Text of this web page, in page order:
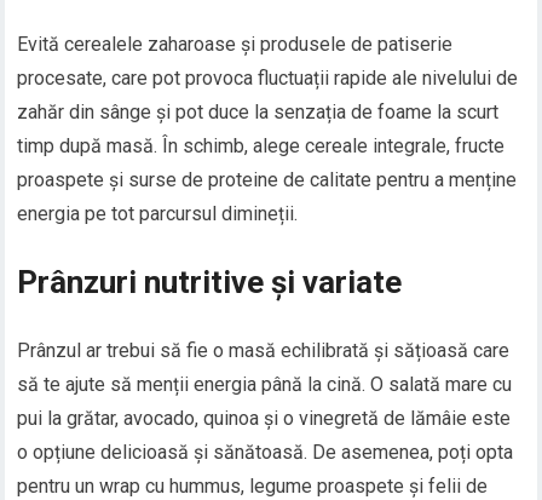
Evită cerealele zaharoase și produsele de patiserie
procesate, care pot provoca fluctuații rapide ale nivelului de
zahăr din sânge și pot duce la senzația de foame la scurt
timp după masă. În schimb, alege cereale integrale, fructe
proaspete și surse de proteine de calitate pentru a menține
energia pe tot parcursul dimineții.
Prânzuri nutritive și variate
Prânzul ar trebui să fie o masă echilibrată și sățioasă care
să te ajute să menții energia până la cină. O salată mare cu
pui la grătar, avocado, quinoa și o vinegretă de lămâie este
o opțiune delicioasă și sănătoasă. De asemenea, poți opta
pentru un wrap cu hummus, legume proaspete și felii de